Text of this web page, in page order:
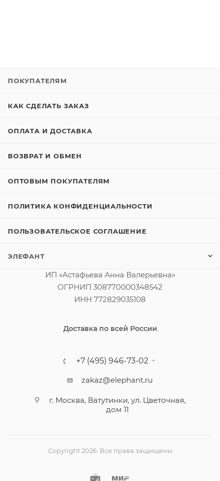
ПОКУПАТЕЛЯМ
КАК СДЕЛАТЬ ЗАКАЗ
ОПЛАТА И ДОСТАВКА
ВОЗВРАТ И ОБМЕН
ОПТОВЫМ ПОКУПАТЕЛЯМ
ПОЛИТИКА КОНФИДЕНЦИАЛЬНОСТИ
ПОЛЬЗОВАТЕЛЬСКОЕ СОГЛАШЕНИЕ
ЭЛЕФАНТ
ИП «Астафьева Анна Валерьевна»
ОГРНИП 308770000348542
ИНН 772829035108
Доставка по всей России
+7 (495) 946-73-02
zakaz@elephant.ru
г. Москва, Ватутинки, ул. Цветочная,
дом 11
Copyright 2026. Все права защищены